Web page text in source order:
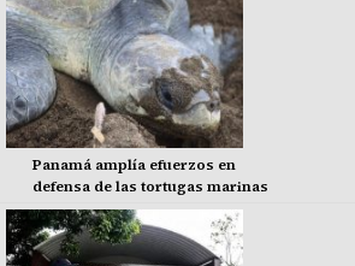
Panamá amplía efuerzos en
defensa de las tortugas marinas